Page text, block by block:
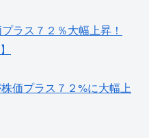
ラス７２％大幅上昇！
価プラス７２%に大幅上